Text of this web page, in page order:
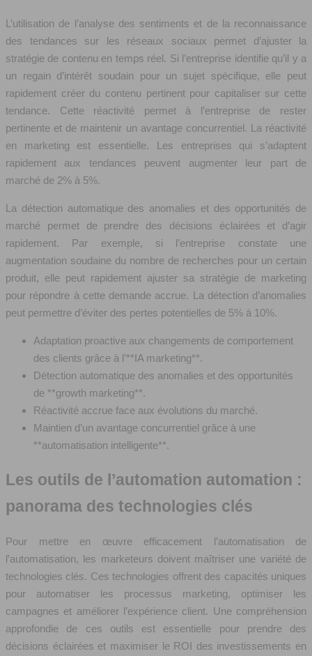
L’utilisation de l’analyse des sentiments et de la reconnaissance
des tendances sur les réseaux sociaux permet d’ajuster la
stratégie de contenu en temps réel. Si l’entreprise identifie qu’il y a
un regain d’intérêt soudain pour un sujet spécifique, elle peut
rapidement créer du contenu pertinent pour capitaliser sur cette
tendance. Cette réactivité permet à l’entreprise de rester
pertinente et de maintenir un avantage concurrentiel. La réactivité
en marketing est essentielle. Les entreprises qui s’adaptent
rapidement aux tendances peuvent augmenter leur part de
marché de 2% à 5%.
La détection automatique des anomalies et des opportunités de
marché permet de prendre des décisions éclairées et d’agir
rapidement. Par exemple, si l’entreprise constate une
augmentation soudaine du nombre de recherches pour un certain
produit, elle peut rapidement ajuster sa stratégie de marketing
pour répondre à cette demande accrue. La détection d’anomalies
peut permettre d’éviter des pertes potentielles de 5% à 10%.
Adaptation proactive aux changements de comportement
des clients grâce à l’**IA marketing**.
Détection automatique des anomalies et des opportunités
de **growth marketing**.
Réactivité accrue face aux évolutions du marché.
Maintien d’un avantage concurrentiel grâce à une
**automatisation intelligente**.
Les outils de l’automation automation :
panorama des technologies clés
Pour mettre en œuvre efficacement l’automatisation de
l’automatisation, les marketeurs doivent maîtriser une variété de
technologies clés. Ces technologies offrent des capacités uniques
pour automatiser les processus marketing, optimiser les
campagnes et améliorer l’expérience client. Une compréhension
approfondie de ces outils est essentielle pour prendre des
décisions éclairées et maximiser le ROI des investissements en